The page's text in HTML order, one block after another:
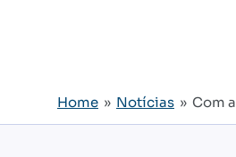
Home » Notícias » Com